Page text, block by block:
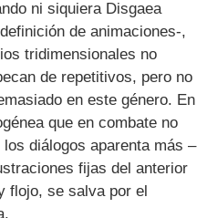
ni siquiera Disgaea
de animaciones-,
tridimensionales no
de repetitivos, pero no
en este género. En
que en combate no
los diálogos aparenta más –
fijas del anterior
flojo, se salva por el